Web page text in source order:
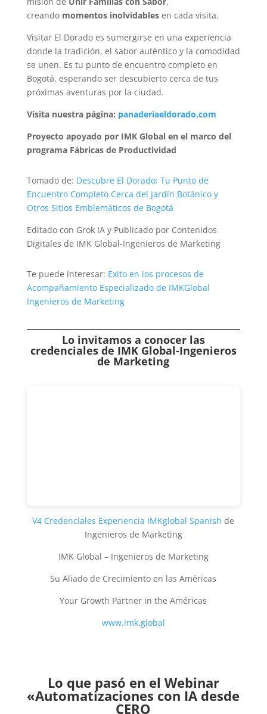
creando momentos inolvidablesen cada visita.
Visitar El Dorado es sumergirse en una experiencia
donde la tradición, el sabor auténtico y la comodidad
se unen. Es tu punto de encuentro completo en
Bogotá, esperando ser descubierto cerca de tus
próximas aventuras por la ciudad.
Visita nuestra página: panaderiaeldorado.com
Proyecto apoyado por IMK Global en el marco del
programa Fábricas de Productividad
Tomado de: Descubre El Dorado: Tu Punto de
Encuentro Completo Cerca del Jardín Botánico y
Otros Sitios Emblemáticos de Bogotá
Editado con Grok IA y Publicado por Contenidos
Digitales de IMK Global-Ingenieros de Marketing
Te puede interesar: Exito en los procesos de
Acompañamiento Especializado de IMKGlobal
Ingenieros de Marketing
Lo invitamos a conocer las
credenciales de IMK Global-Ingenieros
de Marketing
V4 Credenciales Experiencia IMKglobal Spanish de
Ingenieros de Marketing
IMK Global – Ingenieros de Marketing
Su Aliado de Crecimiento en las Américas
Your Growth Partner in the Américas
www.imk.global
Lo que pasó en el Webinar
«Automatizaciones con IA desde
CERO